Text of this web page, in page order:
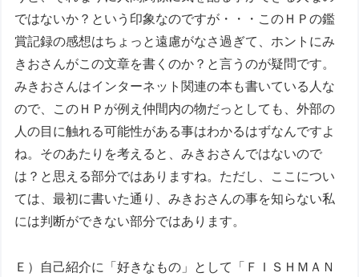
ではないか？という印象なのですが・・・このＨＰの鑑
賞記録の感想はちょっと遠慮がなさ過ぎて、ホントにみ
きおさんがこの文章を書くのか？と言うのが疑問です。
みきおさんはインターネット関連の本も書いている人な
ので、このＨＰが例え仲間内の物だっとしても、外部の
人の目に触れる可能性がある事はわかるはずなんですよ
ね。そのあたりを考えると、みきおさんではないので
は？と思える部分ではありますね。ただし、ここについ
ては、最初に書いた通り、みきおさんの事を知らない私
には判断ができない部分ではあります。
Ｅ）自己紹介に「好きなもの」として「ＦＩＳＨＭＡＮ